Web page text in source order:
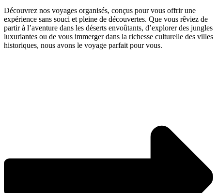
Découvrez nos voyages organisés, conçus pour vous offrir une
expérience sans souci et pleine de découvertes. Que vous rêviez de
partir à l’aventure dans les déserts envoûtants, d’explorer des jungles
luxuriantes ou de vous immerger dans la richesse culturelle des villes
historiques, nous avons le voyage parfait pour vous.